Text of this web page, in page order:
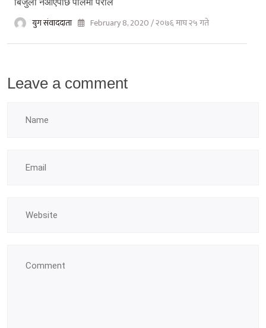
बिजुली नआएपछि पोलमा पराल
युग संवाददाता February 8, 2020 / २०७६ माघ २५ गते
Leave a comment